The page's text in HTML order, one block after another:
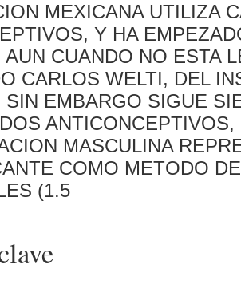
MEXICANA UTILIZA
Y HA
CUANDO NO ESTA
CARLOS WELTI, DEL
SIN EMBARGO SIGUE
MASCULINA
COMO METODO
(1.5